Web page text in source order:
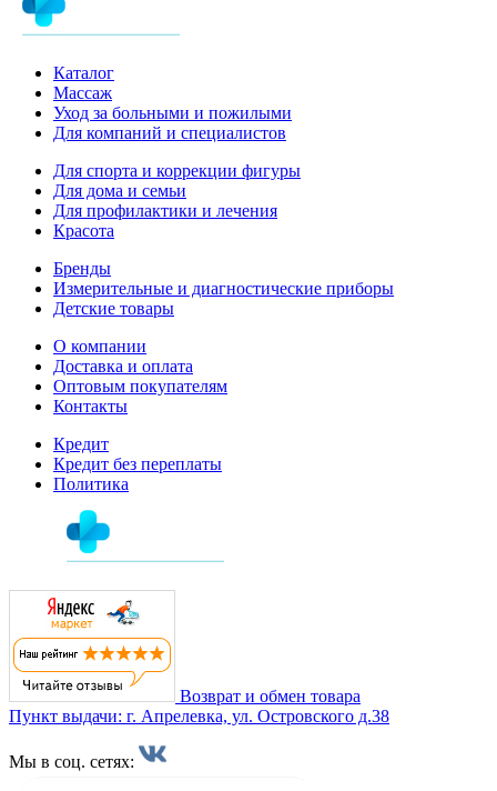
Каталог
Массаж
Уход за больными и пожилыми
Для компаний и специалистов
Для спорта и коррекции фигуры
Для дома и семьи
Для профилактики и лечения
Красота
Бренды
Измерительные и диагностические приборы
Детские товары
О компании
Доставка и оплата
Оптовым покупателям
Контакты
Кредит
Кредит без переплаты
Политика
Возврат и обмен товара
Пункт выдачи: г. Апрелевка, ул. Островского д.38
Мы в соц. сетях: